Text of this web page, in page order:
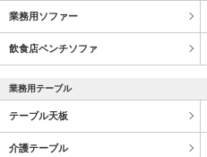
業務用ソファー
飲食店ベンチソファ
業務用テーブル
テーブル天板
介護テーブル